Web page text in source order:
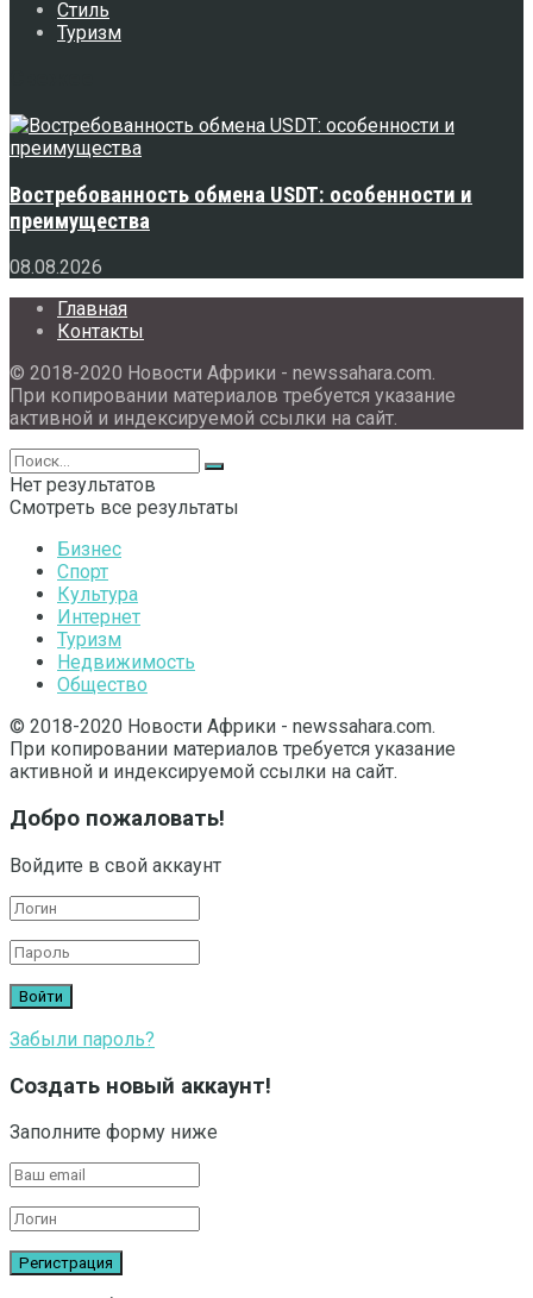
Стиль
Туризм
Востребованность обмена USDT: особенности и
преимущества
08.08.2026
Главная
Контакты
© 2018-2020 Новости Африки - newssahara.com.
При копировании материалов требуется указание
активной и индексируемой ссылки на сайт.
Нет результатов
Смотреть все результаты
Бизнес
Спорт
Культура
Интернет
Туризм
Недвижимость
Общество
© 2018-2020 Новости Африки - newssahara.com.
При копировании материалов требуется указание
активной и индексируемой ссылки на сайт.
Добро пожаловать!
Войдите в свой аккаунт
Забыли пароль?
Создать новый аккаунт!
Заполните форму ниже